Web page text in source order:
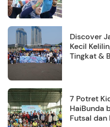
Discover
Kecil
Tingkat &
7 Potret
HaiBunda
Futsal dan